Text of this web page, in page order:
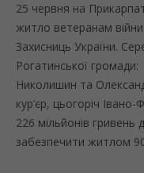
25 червня на
житло ветеранам
Захисниць України.
Рогатинської
Николишин та
кур’єр, цьогоріч
226 мільйонів гривень
забезпечити житлом